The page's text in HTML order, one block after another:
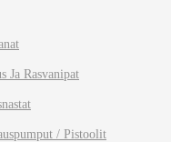
Ja Rasvanipat
/ Pistoolit